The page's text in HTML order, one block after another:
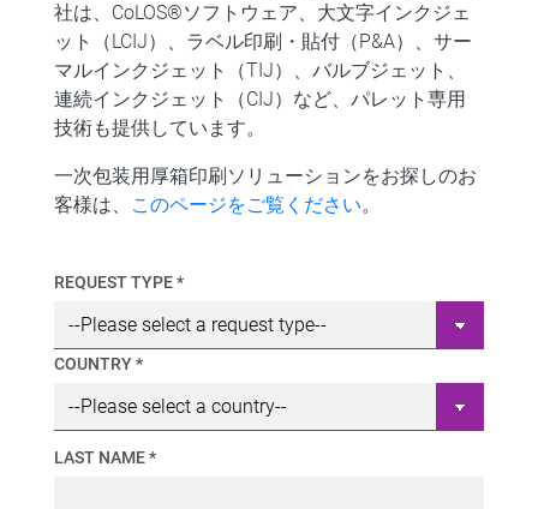
社は、CoLOS®ソフトウェア、大文字インクジェ
ット（LCIJ）、ラベル印刷・貼付（P&A）、サー
マルインクジェット（TIJ）、バルブジェット、
連続インクジェット（CIJ）など、パレット専用
技術も提供しています。
一次包装用厚箱印刷ソリューションをお探しのお
客様は、
このページをご覧ください。
REQUEST TYPE *
COUNTRY *
LAST NAME *